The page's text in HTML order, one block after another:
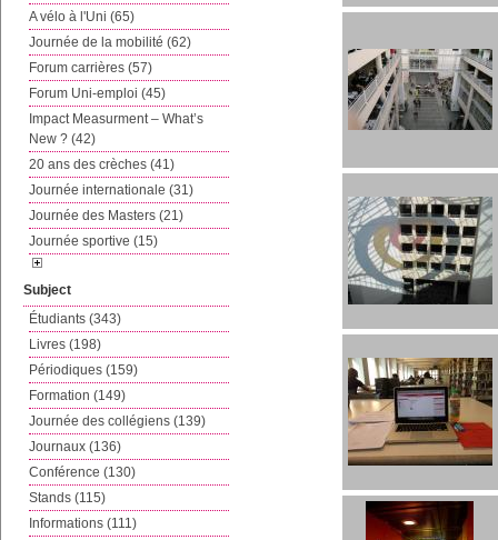
A vélo à l'Uni (65)
Journée de la mobilité (62)
Forum carrières (57)
Forum Uni-emploi (45)
Impact Measurment – What’s
New ? (42)
20 ans des crèches (41)
Journée internationale (31)
Journée des Masters (21)
Journée sportive (15)
Subject
Étudiants (343)
Livres (198)
Périodiques (159)
Formation (149)
Journée des collégiens (139)
Journaux (136)
Conférence (130)
Stands (115)
Informations (111)